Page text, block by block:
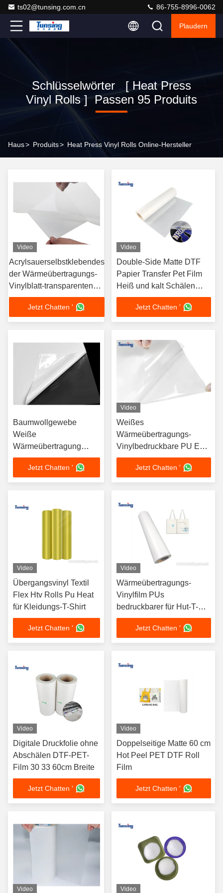
ts02@tunsing.com.cn 86-755-8996-0062
Plaudern
Schlüsselwörter [ Heat Press
Vinyl Rolls ] Passen 95 Produits
Haus> Produits> Heat Press Vinyl Rolls Online-Hersteller
Video
Acrylsauerselbstklebendes
der Wärmeübertragungs-
Vinylblatt-transparenten
Folie für Kleidung
Jetzt Chatten '
Video
Double-Side Matte DTF
Papier Transfer Pet Film
Heiß und kalt Schälen
DTF PET Film Blätter
Rollen Für Dtf Drucker
Jetzt Chatten '
Baumwollgewebe
Weiße
Wärmeübertragung
Heißschmelz-TPU-
Pulver DTF-Pulver
Jetzt Chatten '
Video
Weißes
Wärmeübertragungs-
Vinylbedruckbare PU Eco
lösliches für Gewebe-
GewebeJetzt Chatten '
Video
Übergangsvinyl Textil
Flex Htv Rolls Pu Heat
für Kleidungs-T-Shirt
Jetzt Chatten '
Video
Wärmeübertragungs-
Vinylfilm PUs
bedruckbarer für Hut-T-
Shirt
Jetzt Chatten '
Video
Digitale Druckfolie ohne
Abschälen DTF-PET-
Film 30 33 60cm Breite
Jetzt Chatten '
Video
Doppelseitige Matte 60 cm
Hot Peel PET DTF Roll
Film
Jetzt Chatten '
Video Video